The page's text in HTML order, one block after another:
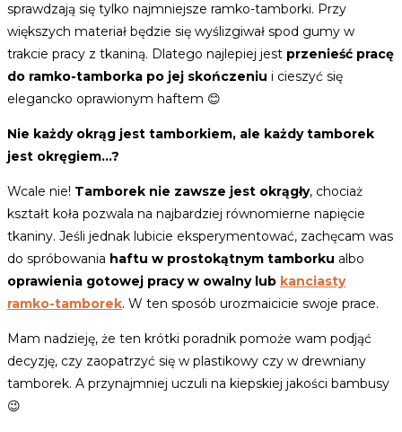
sprawdzają się tylko najmniejsze ramko-tamborki. Przy
większych materiał będzie się wyślizgiwał spod gumy w
trakcie pracy z tkaniną. Dlatego najlepiej jest przenieść pracę
do ramko-tamborka po jej skończeniu i cieszyć się
elegancko oprawionym haftem 😊
Nie każdy okrąg jest tamborkiem, ale każdy tamborek
jest okręgiem…?
Wcale nie! Tamborek nie zawsze jest okrągły, chociaż
kształt koła pozwala na najbardziej równomierne napięcie
tkaniny. Jeśli jednak lubicie eksperymentować, zachęcam was
do spróbowania haftu w prostokątnym tamborku albo
oprawienia gotowej pracy w owalny lub kanciasty
ramko-tamborek. W ten sposób urozmaicicie swoje prace.
Mam nadzieję, że ten krótki poradnik pomoże wam podjąć
decyzję, czy zaopatrzyć się w plastikowy czy w drewniany
tamborek. A przynajmniej uczuli na kiepskiej jakości bambusy
😉